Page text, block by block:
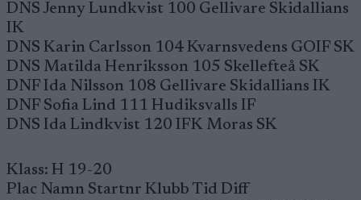
DNS Jenny Lundkvist 100 Gellivare Skidallians
IK
DNS Karin Carlsson 104 Kvarnsvedens GOIF SK
DNS Matilda Henriksson 105 Skellefteå SK
DNF Ida Nilsson 108 Gellivare Skidallians IK
DNF Sofia Lind 111 Hudiksvalls IF
DNS Ida Lindkvist 120 IFK Moras SK
Klass: H 19-20
Plac Namn Startnr Klubb Tid Diff